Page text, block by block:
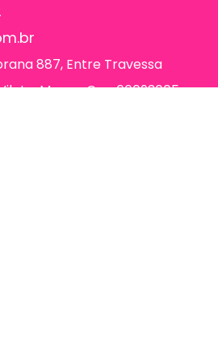
887, Entre Travessa
Marco, Cep 66093005,